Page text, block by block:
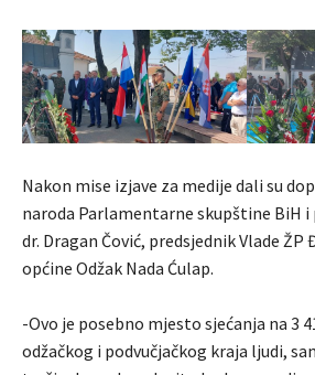
Nakon mise izjave za medije dali su
naroda Parlamentarne skupštine BiH i
dr. Dragan Čović, predsjednik Vlade ŽP
općine Odžak Nada Ćulap.
-Ovo je posebno mjesto sjećanja na 3
odžačkog i podvučjačkog kraja ljudi,